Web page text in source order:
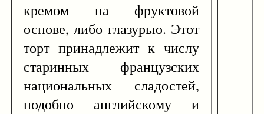
кремом на фруктовой
основе, либо глазурью. Этот
торт принадлежит к числу
старинных французских
национальных сладостей,
подобно английскому и